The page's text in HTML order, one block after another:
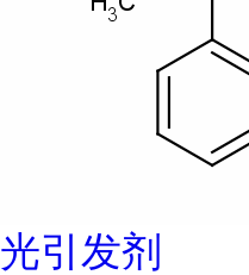
光引发剂